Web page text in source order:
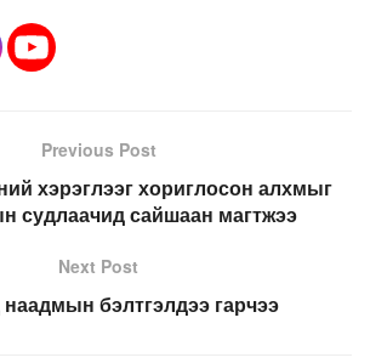
Previous Post
хэрэглээг хориглосон алхмыг
судлаачид сайшаан магтжээ
Next Post
бэлтгэлдээ гарчээ